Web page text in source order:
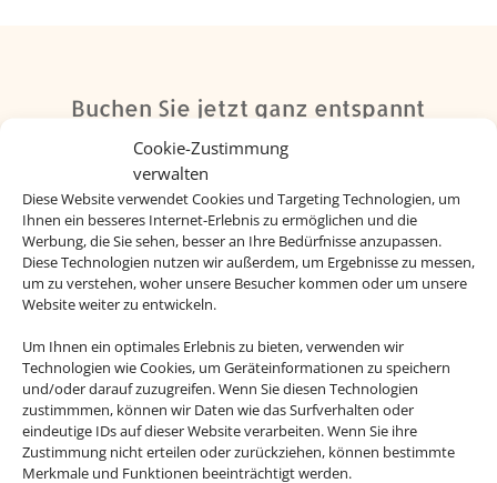
Cookie-Zustimmung
verwalten
Diese Website verwendet Cookies und Targeting Technologien, um
Ihnen ein besseres Internet-Erlebnis zu ermöglichen und die
Werbung, die Sie sehen, besser an Ihre Bedürfnisse anzupassen.
Diese Technologien nutzen wir außerdem, um Ergebnisse zu messen,
um zu verstehen, woher unsere Besucher kommen oder um unsere
Website weiter zu entwickeln.
Um Ihnen ein optimales Erlebnis zu bieten, verwenden wir
Technologien wie Cookies, um Geräteinformationen zu speichern
und/oder darauf zuzugreifen. Wenn Sie diesen Technologien
zustimmmen, können wir Daten wie das Surfverhalten oder
eindeutige IDs auf dieser Website verarbeiten. Wenn Sie ihre
Zustimmung nicht erteilen oder zurückziehen, können bestimmte
Merkmale und Funktionen beeinträchtigt werden.
Buchen Sie jetzt ganz entspannt
Ihren Griechenlandurlaub